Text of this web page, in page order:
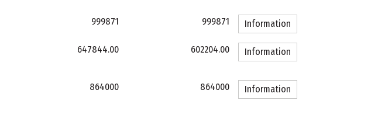
999871 999871 Information
647844.00 602204.00 Information
864000 864000 Information